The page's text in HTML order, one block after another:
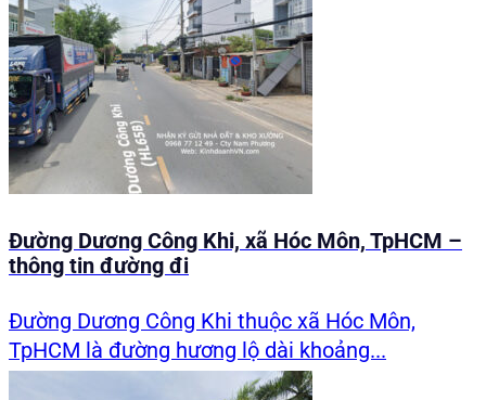
Đường Dương Công Khi, xã Hóc Môn, TpHCM –
thông tin đường đi
Đường Dương Công Khi thuộc xã Hóc Môn,
TpHCM là đường hương lộ dài khoảng...